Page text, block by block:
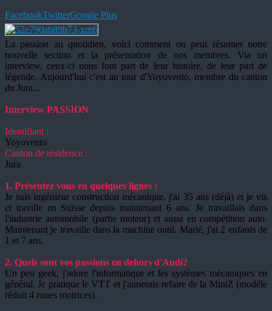
FacebookTwitterGoogle Plus
La passion au quotidien, voici comment on peut résumer notre
nouvelle section et la présentation de nos membres. Via un
interview, ceux-ci nous font part de leur histoire, de leur part de
légende. Aujourd'hui c'est au tour d'Yoyovento, membre du canton
du Jura...
Interview PASSION
Identifiant :
Yoyovento
Canton de résidence :
Jura
1. Présentez vous en quelques lignes :
Je suis ingénieur construction mécanique, j'ai 35 ans (déjà) et je vis
et traville en Suisse depuis maintenant 6 ans. Je travaillais dans
l'industrie automobile (partie moteur) et aussi en compétition auto.
Maintenant je travaille dans la machine outil. Marié, j'ai 2 enfants de
1 et 7 ans.
2. Quels sont vos passions en dehors d'Audi?
Un peu geek, j'adore l'informatique et les systèmes mécaniques en
général. Je pratique le VTT et j'aimerais refaire de la MiniZ (modéle
réduit 4 roues motrices).